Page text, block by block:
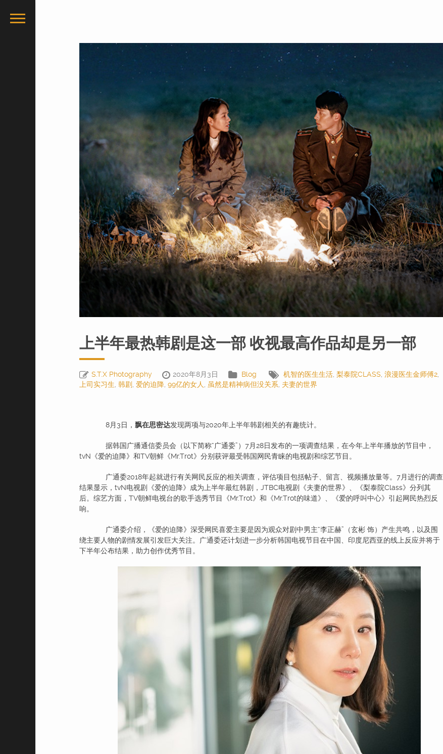
上半年最热韩剧是这一部 收视最高作品却是另一部
S.T.X Photography 2020年8月3日 Blog 机智的医生生活, 梨泰院CLASS, 浪漫医生金师傅2,
上司实习生, 韩剧 , 爱的迫降, 99亿的女人, 虽然是精神病但没关系, 夫妻的世界
8月3日， 飘在思密达发现两项与2020年上半年韩剧相关的有趣统计。
据韩国广播通信委员会（以下简称“广通委”）7月28日发布的一项调查结果，在今年上半年播放的节目中，
tvN《爱的迫降》和TV朝鲜《Mr.Trot》分别获评最受韩国网民青睐的电视剧和综艺节目。
广通委2018年起就进行有关网民反应的相关调查，评估项目包括帖子、留言、视频播放量等。7月进行的调查
结果显示，tvN电视剧《爱的迫降》成为上半年最红韩剧，JTBC电视剧《夫妻的世界》、《梨泰院Class》分列其
后。综艺方面，TV朝鲜电视台的歌手选秀节目《Mr.Trot》和《Mr.Trot的味道》、《爱的呼叫中心》引起网民热烈反
响。
广通委介绍，《爱的迫降》深受网民喜爱主要是因为观众对剧中男主“李正赫”（玄彬 饰）产生共鸣，以及围
绕主要人物的剧情发展引发巨大关注。广通委还计划进一步分析韩国电视节目在中国、印度尼西亚的线上反应并将于
下半年公布结果，助力创作优秀节目。